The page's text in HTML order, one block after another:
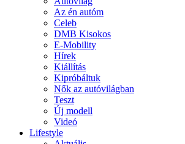
Az én autóm
Celeb
DMB Kisokos
E-Mobility
Hírek
Kiállítás
Kipróbáltuk
Nők az autóvilágban
Teszt
Új modell
Videó
Lifestyle